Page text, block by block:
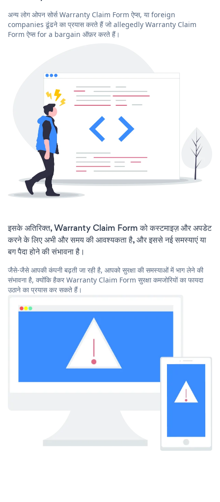
अन्य लोग ओपन सोर्स Warranty Claim Form ऐप्स, या foreign
companies ढूंढने का प्रयास करते हैं जो allegedly Warranty Claim
Form ऐप्स for a bargain ऑफ़र करते हैं।
इसके अतिरिक्त, Warranty Claim Form को कस्टमाइज़ और अपडेट
करने के लिए अभी और समय की आवश्यकता है, और इससे नई समस्याएं या
बग पैदा होने की संभावना है।
जैसे-जैसे आपकी कंपनी बढ़ती जा रही है, आपको सुरक्षा की समस्याओं में भाग लेने की
संभावना है, क्योंकि हैकर Warranty Claim Form सुरक्षा कमजोरियों का फायदा
उठाने का प्रयास कर सकते हैं।